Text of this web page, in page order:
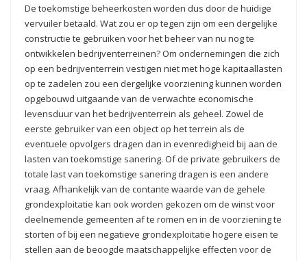
De toekomstige beheerkosten worden dus door de huidige
vervuiler betaald. Wat zou er op tegen zijn om een dergelijke
constructie te gebruiken voor het beheer van nu nog te
ontwikkelen bedrijventerreinen? Om ondernemingen die zich
op een bedrijventerrein vestigen niet met hoge kapitaallasten
op te zadelen zou een dergelijke voorziening kunnen worden
opgebouwd uitgaande van de verwachte economische
levensduur van het bedrijventerrein als geheel. Zowel de
eerste gebruiker van een object op het terrein als de
eventuele opvolgers dragen dan in evenredigheid bij aan de
lasten van toekomstige sanering. Of de private gebruikers de
totale last van toekomstige sanering dragen is een andere
vraag. Afhankelijk van de contante waarde van de gehele
grondexploitatie kan ook worden gekozen om de winst voor
deelnemende gemeenten af te romen en in de voorziening te
storten of bij een negatieve grondexploitatie hogere eisen te
stellen aan de beoogde maatschappelijke effecten voor de